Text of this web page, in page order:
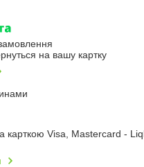
на вашу картку
карткою Visa, Mastercard -